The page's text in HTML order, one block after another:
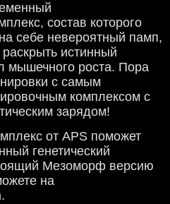
состав которого
себе невероятный памп,
истинный
мышечного роста. Пора
с самым
комплексом с
зарядом!
от APS поможет
генетический
Мезоморф версию
на